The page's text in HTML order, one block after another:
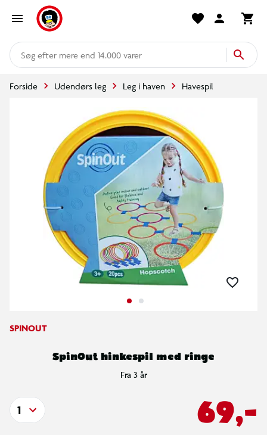
mere end 14.000 varer
Forside Udendørs leg Leg i haven Havespil
SPINOUT
SpinOut hinkespil med ringe
Fra 3 år
69,-
1